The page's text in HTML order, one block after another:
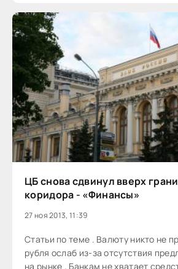
ЦБ снова сдвинул вверх
коридора - «Финансы»
27 ноя 2013, 11:39
Статьи по теме . Валюту никто не
рубля ослаб из-за отсутствия
на рынке . Банкам не хватает